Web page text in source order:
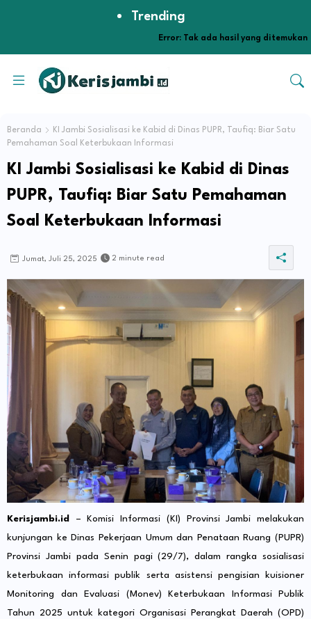
Trending
Error: Tak ada hasil yang ditemukan
Beranda
KI Jambi Sosialisasi ke Kabid di Dinas PUPR, Taufiq: Biar Satu
Pemahaman Soal Keterbukaan Informasi
KI Jambi Sosialisasi ke Kabid di Dinas
PUPR, Taufiq: Biar Satu Pemahaman
Soal Keterbukaan Informasi
Jumat, Juli 25, 2025 2 minute read
Kerisjambi.id
– Komisi Informasi (KI) Provinsi Jambi melakukan
kunjungan ke Dinas Pekerjaan Umum dan Penataan Ruang (PUPR)
Provinsi Jambi pada Senin pagi (29/7), dalam rangka sosialisasi
keterbukaan informasi publik serta asistensi pengisian kuisioner
Monitoring dan Evaluasi (Monev) Keterbukaan Informasi Publik
Tahun 2025 untuk kategori Organisasi Perangkat Daerah (OPD)